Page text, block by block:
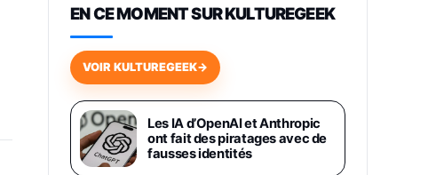
Smartphone Android 5G avec
Galaxy AI, 512 Go, Chargeur
Secteur Rapide 25W Inclus,
Smartphone déverrouillé, Noir,
Version FR
1019€1399€Fnac (Vendeur Tiers)
EN CE MOMENT SUR KULTUREGEEK
VOIR KULTUREGEEK→
Les IA d’OpenAI et Anthropic
ont fait des piratages avec de
fausses identités